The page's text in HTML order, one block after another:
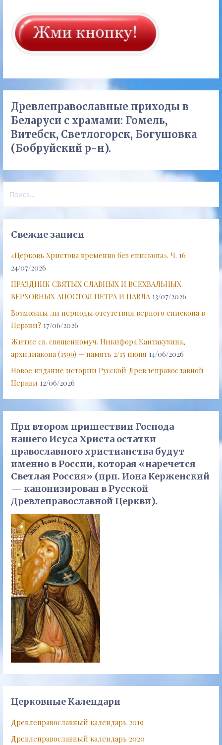
Древлеправославные приходы в
Беларуси с храмами: Гомель,
Витебск, Светлогорск, Богушовка
(Бобруйский р-н).
Свежие записи
«Церковь Христова временно без епископа». Ч. 16
24/07/2026
ПРАЗДНИК СВЯТЫХ СЛАВНЫХ И ВСЕХВАЛЬНЫХ
ВЕРХОВНЫХ АПОСТОЛ ПЕТРА И ПАВЛА 13/07/2026
Возможны ли периоды отсутствия верного епископа в
Церкви? 17/06/2026
Житие св. священномуч. Никифора Кантакузина,
архидиакона (1599) — память 2/15 июня 14/06/2026
Новое издание истории Русской Древлеправославной
Церкви 12/06/2026
При втором пришествии Господа
нашего Исуса Христа остатки
православного христианства будут
именно в России, которая «наречется
Светлая Россия» (прп. Иона Керженский
— канонизирован в Русской
Древлеправославной Церкви).
Церковные Календари
Древлеправославный календарь 2019
Древлеправославный календарь 2020